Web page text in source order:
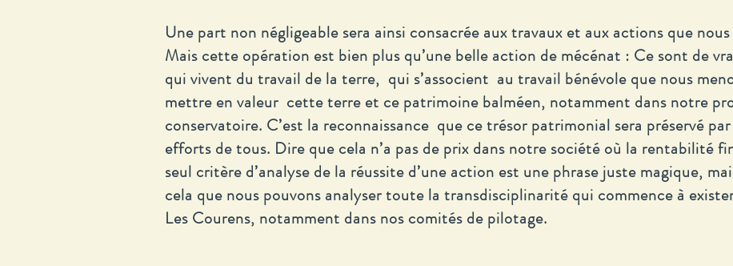
Une part non négligeable sera ainsi consacrée aux travaux et aux actions que
Mais cette opération est bien plus qu’une belle action de mécénat : Ce sont de
qui vivent du travail de la terre, qui s’associent au travail bénévole que nous
mettre en valeur cette terre et ce patrimoine balméen, notamment dans notre
conservatoire. C’est la reconnaissance que ce trésor patrimonial sera préservé
efforts de tous. Dire que cela n’a pas de prix dans notre société où la rentabilité
seul critère d’analyse de la réussite d’une action est une phrase juste magique,
cela que nous pouvons analyser toute la transdisciplinarité qui commence à
Les Courens, notamment dans nos comités de pilotage.